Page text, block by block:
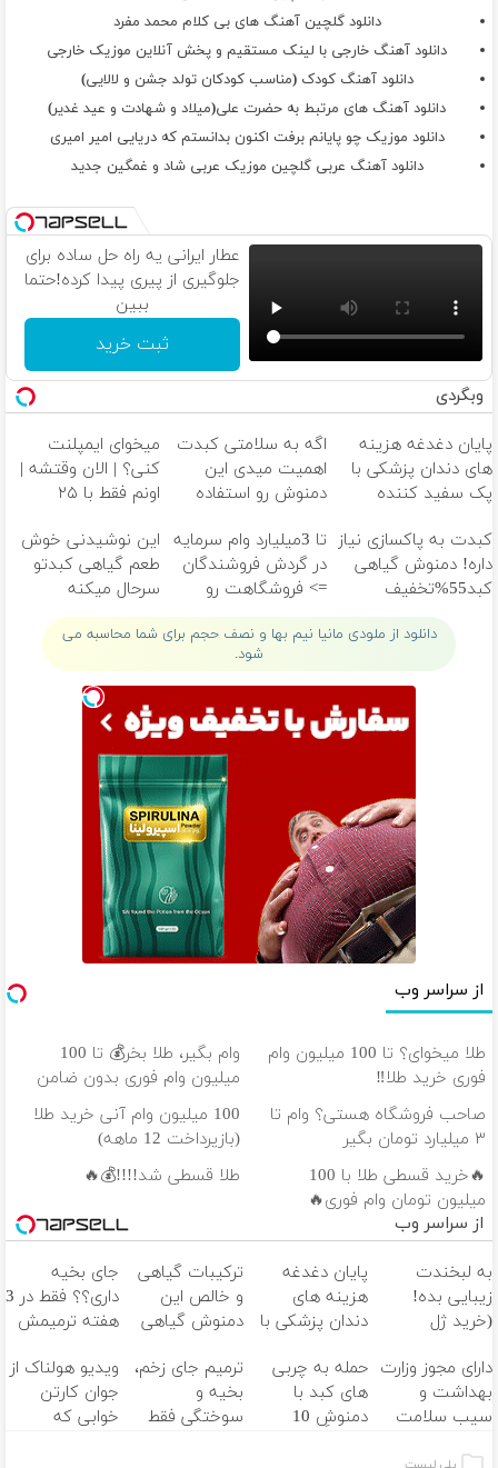
دانلود گلچین آهنگ های بی کلام محمد مفرد
دانلود آهنگ خارجی با لینک مستقیم و پخش آنلاین موزیک خارجی
دانلود آهنگ کودک (مناسب کودکان تولد جشن و لالایی)
دانلود آهنگ های مرتبط به حضرت علی(میلاد و شهادت و عید غدیر)
دانلود موزیک چو پایانم برفت اکنون بدانستم که دریایی امیر امیری
دانلود آهنگ عربی گلچین موزیک عربی شاد و غمگین جدید
عطار ایرانی یه راه حل ساده برای
جلوگیری از پیری پیدا کرده!حتما
ببین
ثبت خرید
وبگردی
پایان دغدغه هزینه
های دندان پزشکی با
پک سفید کننده
اگه به سلامتی کبدت
اهمیت میدی این
دمنوش رو استفاده
میخوای ایمپلنت
کنی؟ | الان وقتشه |
اونم فقط با ۲۵
کبدت به پاکسازی نیاز
داره! دمنوش گیاهی
کبد55%تخفیف
تا 3میلیارد وام سرمایه
در گردش فروشندگان
=> فروشگاهت رو
ثبت کن
این نوشیدنی خوش
طعم گیاهی کبدتو
سرحال میکنه
دانلود از ملودی مانیا نیم بها و نصف حجم برای شما محاسبه می
شود.
از سراسر وب
طلا میخوای؟ تا 100 میلیون وام
فوری خرید طلا‼️
وام بگیر، طلا بخر💰 تا 100
میلیون وام فوری بدون ضامن
صاحب فروشگاه هستی؟ وام تا
۳ میلیارد تومان بگیر
100 میلیون وام آنی خرید طلا
(بازپرداخت 12 ماهه)
🔥خرید قسطی طلا با 100
میلیون تومان وام فوری🔥
طلا قسطی شد!!!!💰🔥
از سراسر وب
به لبخندت
زیبایی بده!
(خرید ژل
دندان
با40%تخفیف)
پایان دغدغه
هزینه های
دندان پزشکی با
کننده خانگی
ترکیبات گیاهی
و خالص این
دمنوش گیاهی
پاکسازی میکنه
جای بخیه
داری؟؟ فقط در 3
هفته ترمیمش
دارای مجوز وزارت
بهداشت و
سیب سلامت
حمله به چربی
های کبد با
دمنوشِ 10
ترمیم جای زخم،
بخیه و
سوختگی فقط
ویدیو هولناک از
جوان کارتن
خوابی که